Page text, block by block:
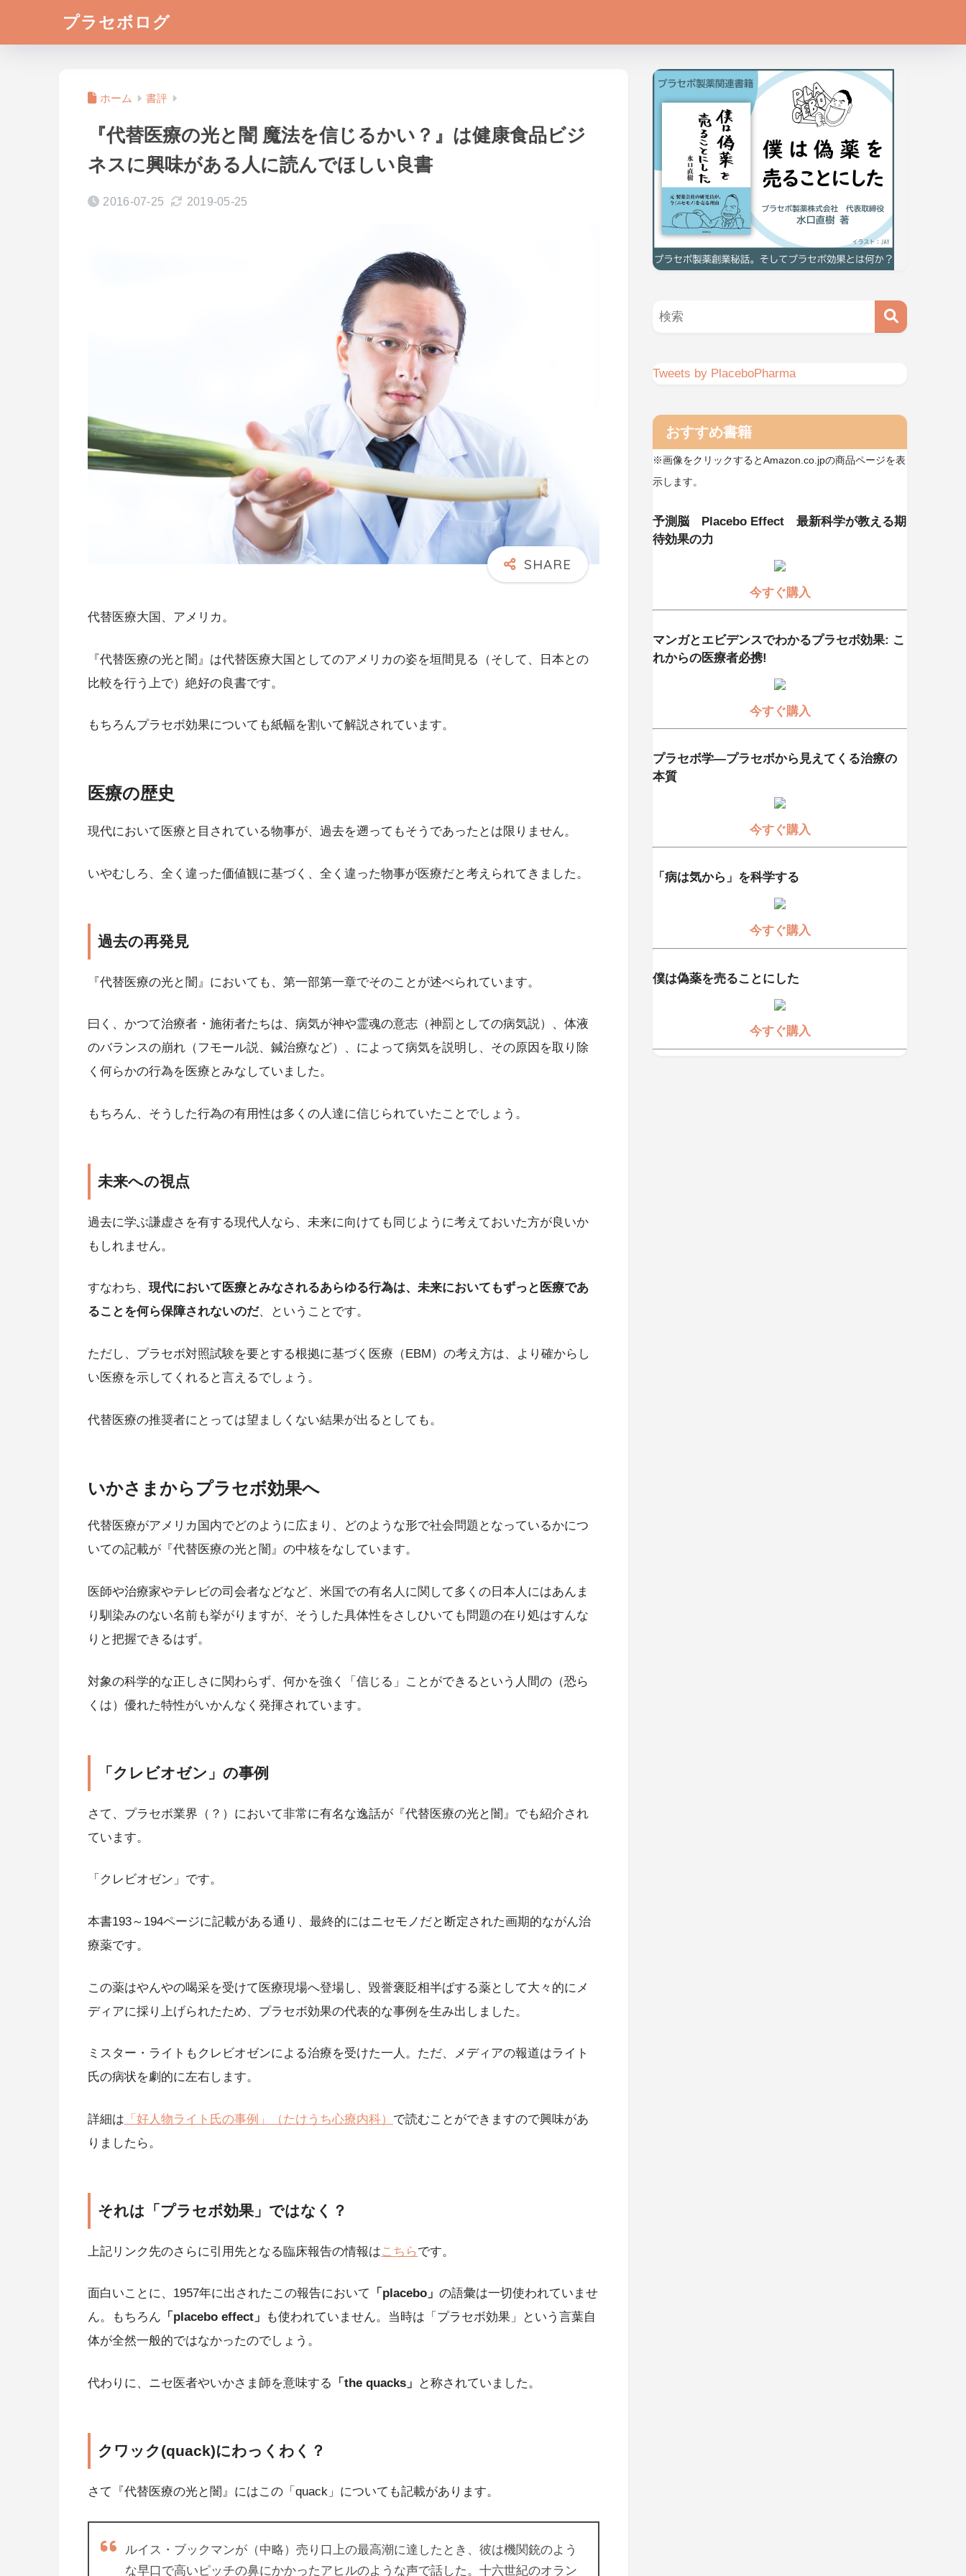
プラセボログ
ホーム 書評
『代替医療の光と闇 魔法を信じるかい？』は健康食品ビジ
ネスに興味がある人に読んでほしい良書
2016-07-25 2019-05-25
代替医療大国、アメリカ。
『代替医療の光と闇』は代替医療大国としてのアメリカの姿を垣間見る（そして、日本との
比較を行う上で）絶好の良書です。
もちろんプラセボ効果についても紙幅を割いて解説されています。
医療の歴史
現代において医療と目されている物事が、過去を遡ってもそうであったとは限りません。
いやむしろ、全く違った価値観に基づく、全く違った物事が医療だと考えられてきました。
過去の再発見
『代替医療の光と闇』においても、第一部第一章でそのことが述べられています。
曰く、かつて治療者・施術者たちは、病気が神や霊魂の意志（神罰としての病気説）、体液
のバランスの崩れ（フモール説、鍼治療など）、によって病気を説明し、その原因を取り除
く何らかの行為を医療とみなしていました。
もちろん、そうした行為の有用性は多くの人達に信じられていたことでしょう。
未来への視点
過去に学ぶ謙虚さを有する現代人なら、未来に向けても同じように考えておいた方が良いか
もしれません。
すなわち、 現代において医療とみなされるあらゆる行為は、未来においてもずっと医療であ
ることを何ら保障されないのだ、ということです。
ただし、プラセボ対照試験を要とする根拠に基づく医療（EBM）の考え方は、より確からし
い医療を示してくれると言えるでしょう。
代替医療の推奨者にとっては望ましくない結果が出るとしても。
いかさまからプラセボ効果へ
代替医療がアメリカ国内でどのように広まり、どのような形で社会問題となっているかにつ
いての記載が『代替医療の光と闇』の中核をなしています。
医師や治療家やテレビの司会者などなど、米国での有名人に関して多くの日本人にはあんま
り馴染みのない名前も挙がりますが、そうした具体性をさしひいても問題の在り処はすんな
りと把握できるはず。
対象の科学的な正しさに関わらず、何かを強く「信じる」ことができるという人間の（恐ら
くは）優れた特性がいかんなく発揮されています。
「クレビオゼン」の事例
さて、プラセボ業界（？）において非常に有名な逸話が『代替医療の光と闇』でも紹介され
ています。
「クレビオゼン」です。
本書193～194ページに記載がある通り、最終的にはニセモノだと断定された画期的ながん治
療薬です。
この薬はやんやの喝采を受けて医療現場へ登場し、毀誉褒貶相半ばする薬として大々的にメ
ディアに採り上げられたため、プラセボ効果の代表的な事例を生み出しました。
ミスター・ライトもクレビオゼンによる治療を受けた一人。ただ、メディアの報道はライト
氏の病状を劇的に左右します。
詳細は 「好人物ライト氏の事例」（たけうち心療内科） で読むことができますので興味があ
りましたら。
それは「プラセボ効果」ではなく？
上記リンク先のさらに引用先となる臨床報告の情報はこちらです。
面白いことに、1957年に出されたこの報告において 「placebo」 の語彙は一切使われていませ
ん。もちろん 「placebo effect」
も使われていません。当時は「プラセボ効果」という言葉自
体が全然一般的ではなかったのでしょう。
代わりに、ニセ医者やいかさま師を意味する 「the quacks」 と称されていました。
クワック(quack)にわっくわく？
さて『代替医療の光と闇』にはこの「quack」についても記載があります。
ルイス・ブックマンが（中略）売り口上の最高潮に達したとき、彼は機関銃のよう
な早口で高いピッチの鼻にかかったアヒルのような声で話した。十六世紀のオラン
Tweets by PlaceboPharma
おすすめ書籍
※画像をクリックするとAmazon.co.jpの商品ページを表
示します。
予測脳 Placebo Effect 最新科学が教える期
待効果の力
今すぐ購入
マンガとエビデンスでわかるプラセボ効果: こ
れからの医療者必携!
今すぐ購入
プラセボ学―プラセボから見えてくる治療の
本質
今すぐ購入
「病は気から」を科学する
今すぐ購入
僕は偽薬を売ることにした
今すぐ購入